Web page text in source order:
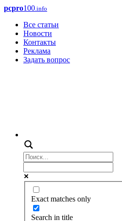
pcpro100.info
Все статьи
Новости
Контакты
Реклама
Задать вопрос
Exact matches only
Search in title